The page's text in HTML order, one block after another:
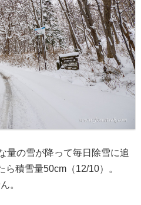
量の雪が降って毎日除雪に追
積雪量50cm（12/10）。
。